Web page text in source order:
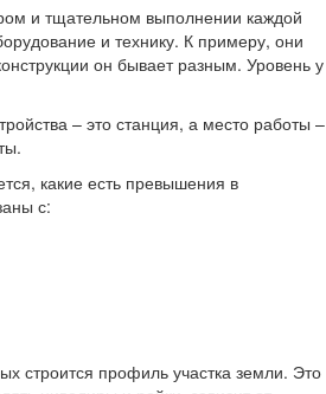
и тщательном выполнении каждой
и технику. К примеру, они
он бывает разным. Уровень у
– это станция, а место работы –
какие есть превышения в
с:
строится профиль участка земли. Это